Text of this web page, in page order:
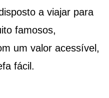
a viajar para
famosos,
um valor acessível,
fácil.